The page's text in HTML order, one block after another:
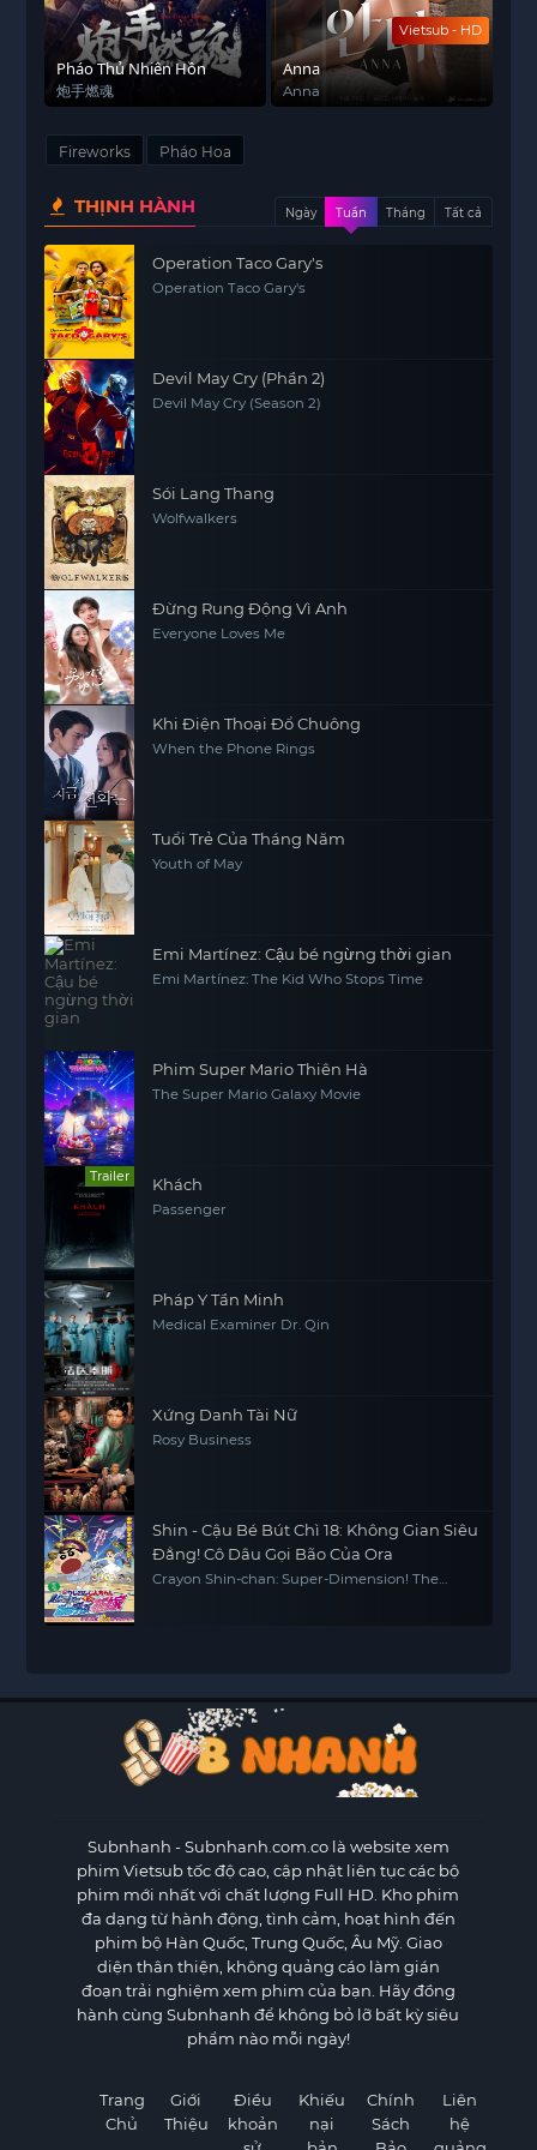
Pháo Thủ Nhiên Hồn
炮手燃魂
Vietsub - HD
Anna
Anna
Fireworks Pháo Hoa
THỊNH HÀNH Ngày Tuần Tháng Tất cả
Operation Taco Gary's
Operation Taco Gary's
Devil May Cry (Phần 2)
Devil May Cry (Season 2)
Sói Lang Thang
Wolfwalkers
Đừng Rung Động Vì Anh
Everyone Loves Me
Khi Điện Thoại Đổ Chuông
When the Phone Rings
Tuổi Trẻ Của Tháng Năm
Youth of May
Emi Martínez: Cậu bé ngừng thời gian
Emi Martínez: The Kid Who Stops Time
Phim Super Mario Thiên Hà
The Super Mario Galaxy Movie
Trailer Khách
Passenger
Pháp Y Tần Minh
Medical Examiner Dr. Qin
Xứng Danh Tài Nữ
Rosy Business
Shin - Cậu Bé Bút Chì 18: Không Gian Siêu
Đẳng! Cô Dâu Gọi Bão Của Ora
Crayon Shin-chan: Super-Dimension! The
Subnhanh - Subnhanh.com.co là website xem
phim Vietsub tốc độ cao, cập nhật liên tục các bộ
phim mới nhất với chất lượng Full HD. Kho phim
đa dạng từ hành động, tình cảm, hoạt hình đến
phim bộ Hàn Quốc, Trung Quốc, Âu Mỹ. Giao
diện thân thiện, không quảng cáo làm gián
đoạn trải nghiệm xem phim của bạn. Hãy đồng
hành cùng Subnhanh để không bỏ lỡ bất kỳ siêu
phẩm nào mỗi ngày!
Trang
Chủ
Giới
Thiệu
Điều
khoản
Khiếu
nại
Chính
Sách
Liên
hệ